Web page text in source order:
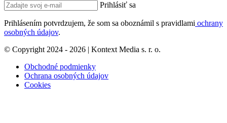
Prihlásiť sa
Prihlásením potvrdzujem, že som sa oboznámil s pravidlami ochrany
osobných údajov.
© Copyright 2024 - 2026 | Kontext Media s. r. o.
Obchodné podmienky
Ochrana osobných údajov
Cookies